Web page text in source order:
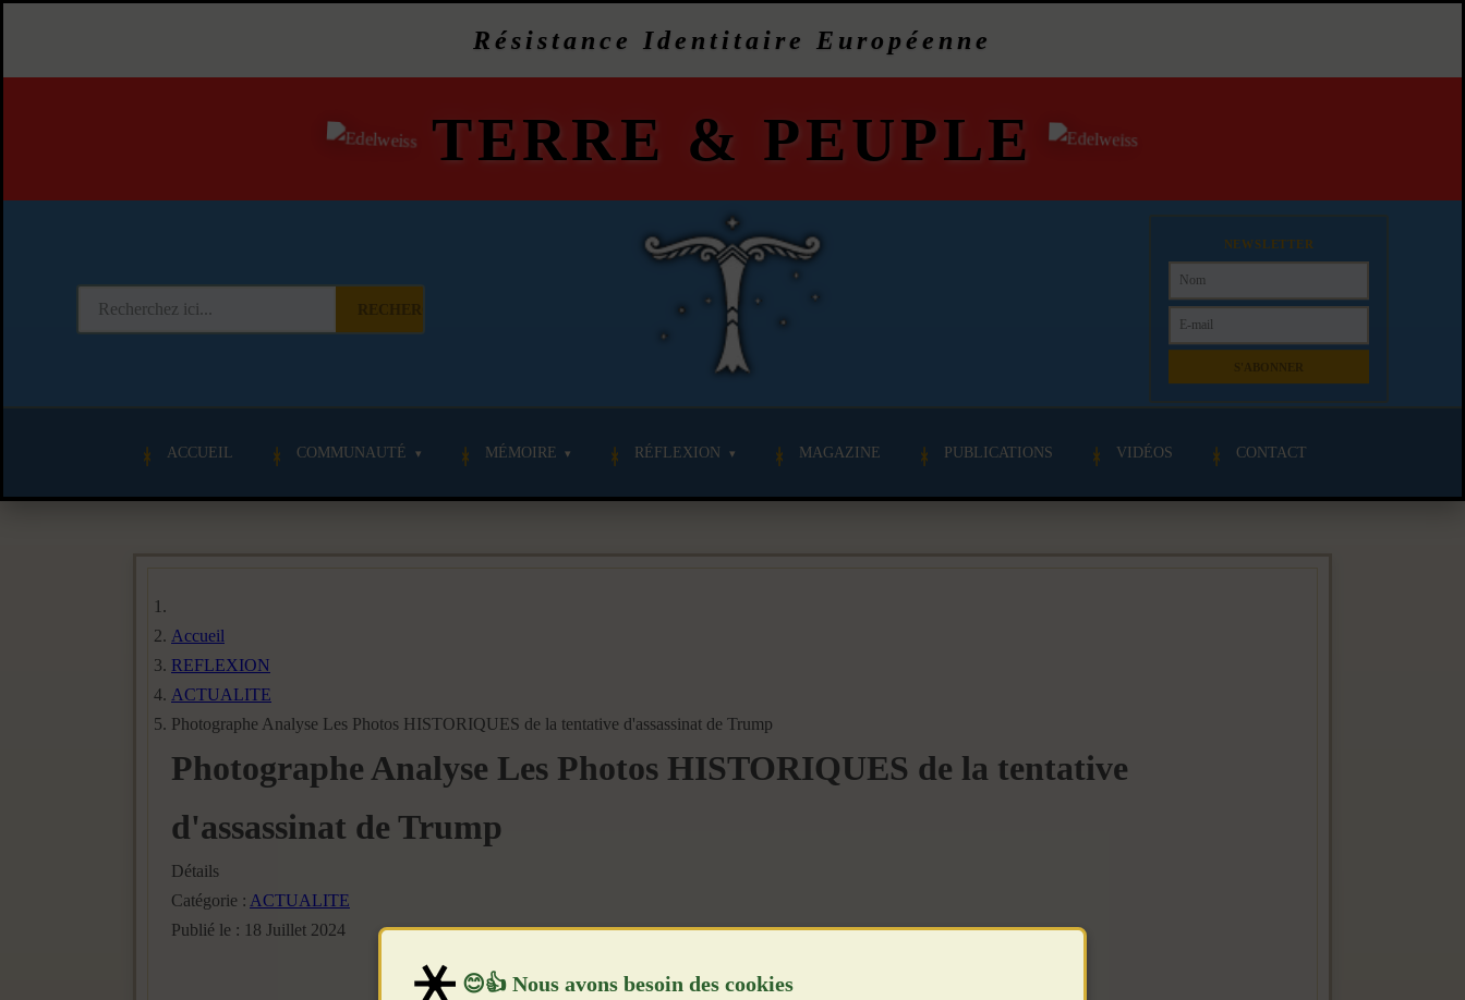
Résistance Identitaire Européenne
TERRE & PEUPLE
NEWSLETTER
ACCUEIL COMMUNAUTÉ MÉMOIRE RÉFLEXION MAGAZINE PUBLICATIONS VIDÉOS CONTACT
Accueil
REFLEXION
ACTUALITE
Photographe Analyse Les Photos HISTORIQUES de la tentative d'assassinat de Trump
Photographe Analyse Les Photos HISTORIQUES de la tentative
d'assassinat de Trump
Détails
Catégorie : ACTUALITE
Publié le : 18 Juillet 2024